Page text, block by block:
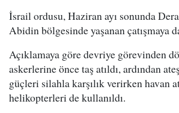
İsrail ordusu, Haziran ayı sonunda
Abidin bölgesinde yaşanan çatışmaya
Açıklamaya göre devriye görevinden
askerlerine önce taş atıldı, ardından
güçleri silahla karşılık verirken havan
helikopterleri de kullanıldı.